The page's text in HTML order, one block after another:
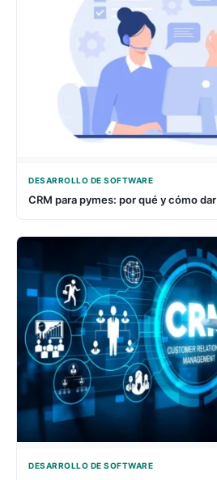
DESARROLLO DE SOFTWARE
CRM para pymes: por qué y cómo
DESARROLLO DE SOFTWARE